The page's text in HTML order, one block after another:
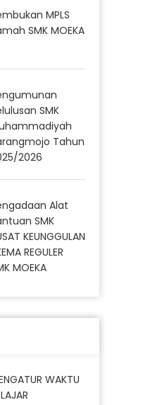
MPLS
SMK MOEKA
SMK
Tahun
2026
Alat
SMK
KEUNGGULAN
REGULER
MOEKA
WAKTU